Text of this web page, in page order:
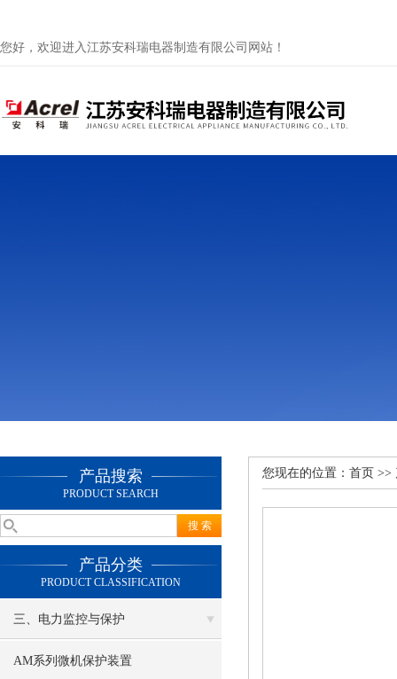
您好，欢迎进入江苏安科瑞电器制造有限公司网站！
产品搜索
PRODUCT SEARCH
产品分类
PRODUCT CLASSIFICATION
三、电力监控与保护
AM系列微机保护装置
您现在的位置： 首页 >>